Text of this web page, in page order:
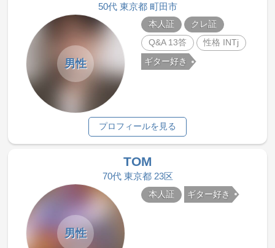
50代 東京都 町田市
男性
本人証
クレ証
Q&A 13答
性格 INTj
ギター好き
プロフィールを見る
TOM
70代 東京都 23区
男性
本人証 ギター好き